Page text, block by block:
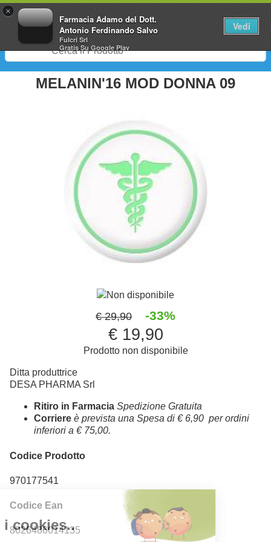
×
Farmacia Adamo del Dott.
Antonio Ferdinando Salvo
Fulcri Srl
GratisSu Google Play
Vedi
0
MELANIN'16 MOD DONNA 09
Non disponibile
€ 29,90 -33%
€ 19,90
Prodotto non disponibile
Ditta produttrice
DESA PHARMA Srl
Ritiro in Farmacia Spedizione Gratuita
Corriere è prevista una Spesa di € 6,90 per ordini
inferiori a € 75,00.
Codice Prodotto
970177541
Codice Ean
8026486014135